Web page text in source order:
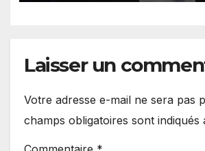
Laisser un
Votre adresse e-mail ne sera pas
champs obligatoires sont indiqués